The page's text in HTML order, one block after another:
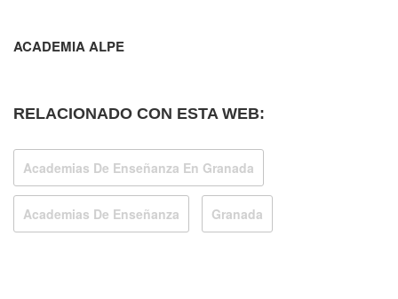
ACADEMIA ALPE
RELACIONADO CON ESTA WEB:
Academias De Enseñanza En Granada
Academias De Enseñanza Granada